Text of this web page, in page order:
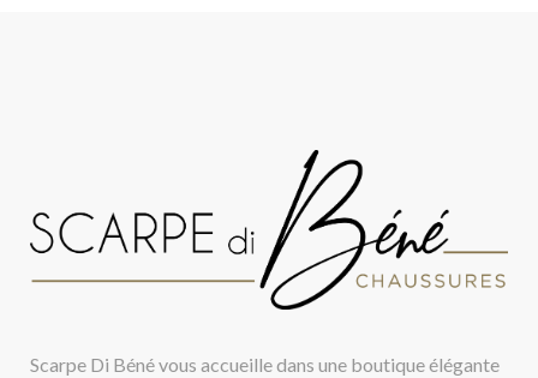
Scarpe Di Béné vous accueille dans une boutique élégante